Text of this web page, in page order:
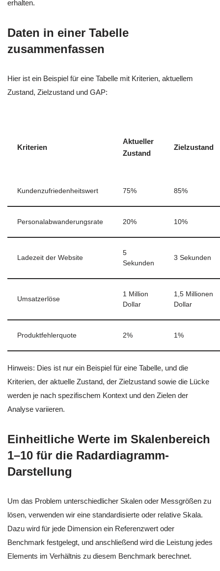
erhalten.
Daten in einer Tabelle
zusammenfassen
Hier ist ein Beispiel für eine Tabelle mit Kriterien, aktuellem
Zustand, Zielzustand und GAP:
Kriterien
Aktueller
Zustand
Zielzustand
Kundenzufriedenheitswert 75% 85%
Personalabwanderungsrate 20% 10%
Ladezeit der Website
5
Sekunden
3 Sekunden
Umsatzerlöse
1 Million
Dollar
1,5 Millionen
Dollar
Produktfehlerquote 2% 1%
Hinweis: Dies ist nur ein Beispiel für eine Tabelle, und die
Kriterien, der aktuelle Zustand, der Zielzustand sowie die Lücke
werden je nach spezifischem Kontext und den Zielen der
Analyse variieren.
Einheitliche Werte im Skalenbereich
1–10 für die Radardiagramm-
Darstellung
Um das Problem unterschiedlicher Skalen oder Messgrößen zu
lösen, verwenden wir eine standardisierte oder relative Skala.
Dazu wird für jede Dimension ein Referenzwert oder
Benchmark festgelegt, und anschließend wird die Leistung jedes
Elements im Verhältnis zu diesem Benchmark berechnet.